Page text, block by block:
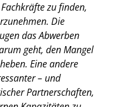
zu finden,
Die
das Abwerben
geht, den Mangel
Eine andere
– und
Partnerschaften,